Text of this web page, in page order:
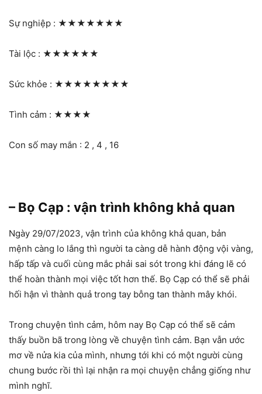
Sự nghiệp : ★★★★★★★
Tài lộc : ★★★★★★
Sức khỏe : ★★★★★★★★
Tình cảm : ★★★★
Con số may mắn : 2 , 4 , 16
– Bọ Cạp : vận trình không khả quan
Ngày 29/07/2023, vận trình của không khả quan, bản
mệnh càng lo lắng thì người ta càng dễ hành động vội vàng,
hấp tấp và cuối cùng mắc phải sai sót trong khi đáng lẽ có
thể hoàn thành mọi việc tốt hơn thế. Bọ Cạp có thể sẽ phải
hối hận vì thành quả trong tay bỗng tan thành mây khói.
Trong chuyện tình cảm, hôm nay Bọ Cạp có thể sẽ cảm
thấy buồn bã trong lòng về chuyện tình cảm. Bạn vẫn ước
mơ về nửa kia của mình, nhưng tới khi có một người cùng
chung bước rồi thì lại nhận ra mọi chuyện chẳng giống như
mình nghĩ.